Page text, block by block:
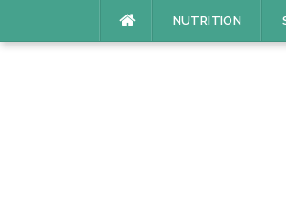
NUTRITION